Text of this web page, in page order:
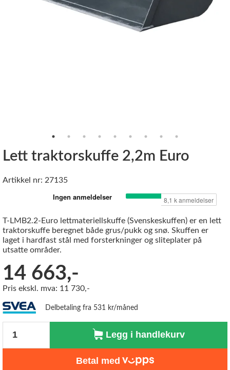
Lett traktorskuffe 2,2m Euro
Artikkel nr: 27135
T-LMB2.2-Euro lettmateriellskuffe (Svenskeskuffen) er en lett
traktorskuffe beregnet både grus/pukk og snø. Skuffen er
laget i hardfast stål med forsterkninger og sliteplater på
utsatte områder.
14 663,-
Pris ekskl. mva: 11 730,-
Delbetaling fra 531 kr/måned
Legg i handlekurv
Betal med